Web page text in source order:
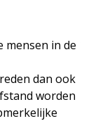
mensen in de
dan ook
worden